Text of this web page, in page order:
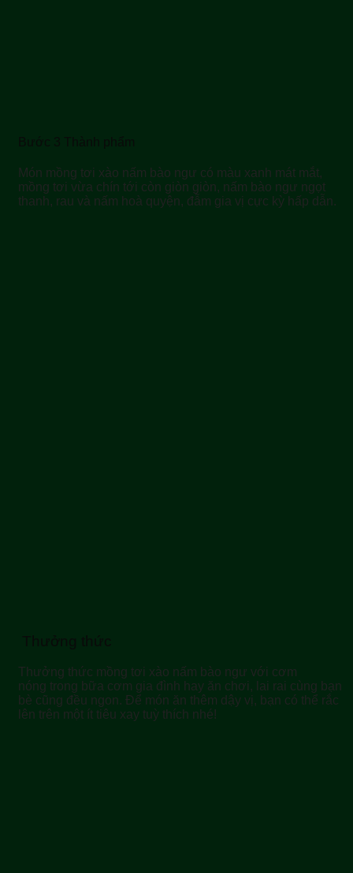
Bước 3 Thành phẩm
Món mồng tơi xào nấm bào ngư có màu xanh mát mắt,
mồng tơi vừa chín tới còn giòn giòn, nấm bào ngư ngọt
thanh, rau và nấm hoà quyện, đẫm gia vị cực kỳ hấp dẫn.
Thưởng thức
Thưởng thức mồng tơi xào nấm bào ngư với cơm
nóng trong bữa cơm gia đình hay ăn chơi, lai rai cùng bạn
bè cũng đều ngon. Để món ăn thêm dậy vị, bạn có thể rắc
lên trên một ít tiêu xay tuỳ thích nhé!